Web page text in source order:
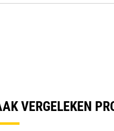
VERGELEKEN